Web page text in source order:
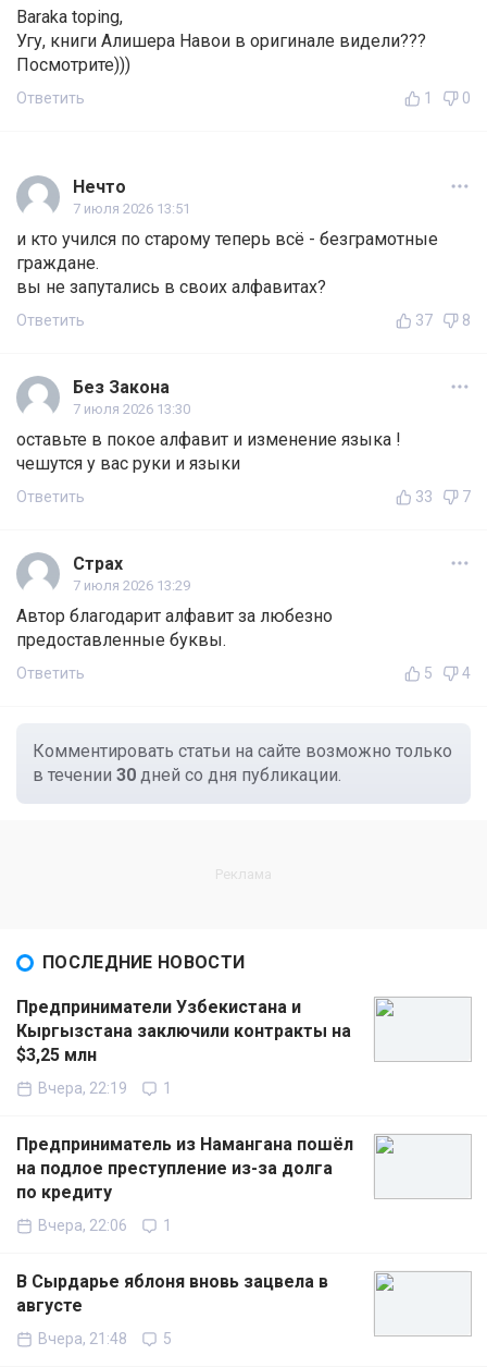
Baraka toping,
Угу, книги Алишера Навои в оригинале видели???
Посмотрите)))
Ответить 1 0
Нечто
7 июля 2026 13:51
и кто учился по старому теперь всё - безграмотные
граждане.
вы не запутались в своих алфавитах?
Ответить 37 8
Без Закона
7 июля 2026 13:30
оставьте в покое алфавит и изменение языка !
чешутся у вас руки и языки
Ответить 33 7
Страх
7 июля 2026 13:29
Автор благодарит алфавит за любезно
предоставленные буквы.
Ответить 5 4
Комментировать статьи на сайте возможно только
в течении 30 дней со дня публикации.
ПОСЛЕДНИЕ НОВОСТИ
Предприниматели Узбекистана и
Кыргызстана заключили контракты на
$3,25 млн
Вчера, 22:19 1
Предприниматель из Намангана пошёл
на подлое преступление из-за долга
по кредиту
Вчера, 22:06 1
В Сырдарье яблоня вновь зацвела в
августе
Вчера, 21:48 5